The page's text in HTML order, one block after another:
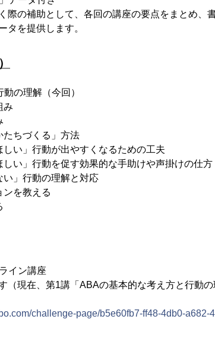
際の補助として、各回の講座の要点をまとめ、
タを提供します。
の理解（今回）
み
たちづくる」方法
い」行動が出やすくなるための工夫
い」行動を促す効果的な手助けや声掛けの仕方
」行動の理解と対応
ンを教える
イン講座
（現在、第1講「ABAの基本的な考え方と行動の
challenge-page/b5e60fb7-ff48-4db0-a682-